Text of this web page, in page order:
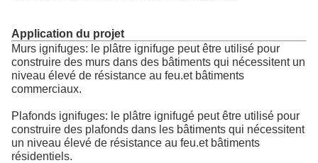
Application du projet
Murs ignifuges: le plâtre ignifuge peut être utilisé pour
construire des murs dans des bâtiments qui nécessitent un
niveau élevé de résistance au feu.et bâtiments
commerciaux.
Plafonds ignifuges: le plâtre ignifugé peut être utilisé pour
construire des plafonds dans les bâtiments qui nécessitent
un niveau élevé de résistance au feu.et bâtiments
résidentiels.